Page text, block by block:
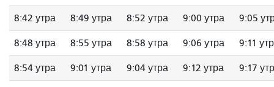
8:42 утра 8:49 утра 8:52 утра 9:00 утра 9:05
8:48 утра 8:55 утра 8:58 утра 9:06 утра 9:11
8:54 утра 9:01 утра 9:04 утра 9:12 утра 9:17